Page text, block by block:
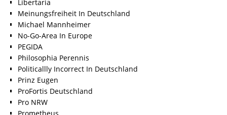
Libertaria
Meinungsfreiheit In Deutschland
Michael Mannheimer
No-Go-Area In Europe
PEGIDA
Philosophia Perennis
Politicallly Incorrect In Deutschland
Prinz Eugen
ProFortis Deutschland
Pro NRW